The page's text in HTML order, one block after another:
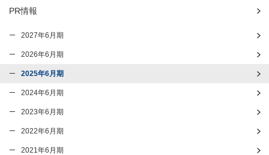
PR情報
2027年6月期
2026年6月期
2025年6月期
2024年6月期
2023年6月期
2022年6月期
2021年6月期